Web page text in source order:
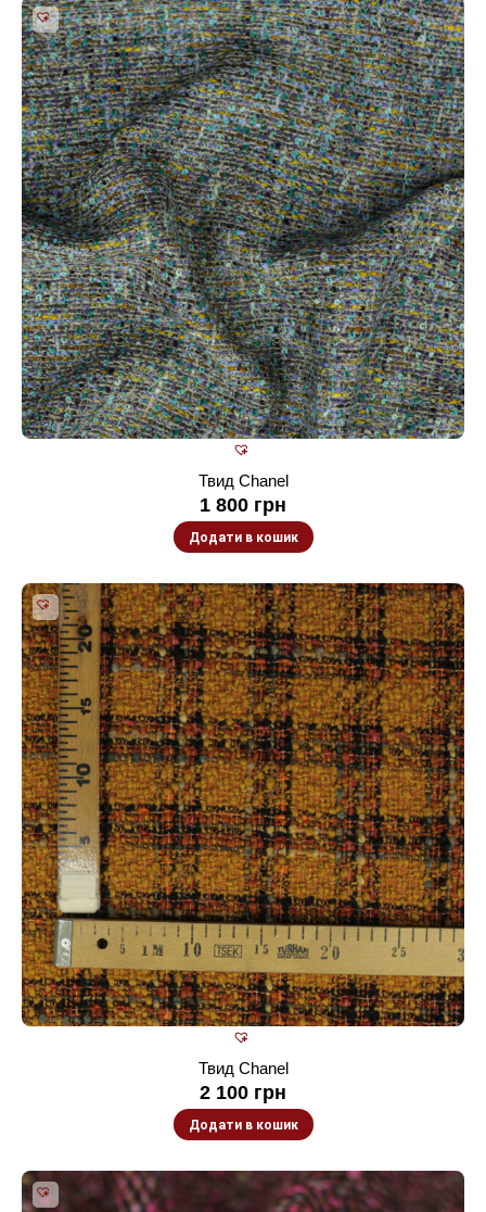
Твид Chanel
1 800 грн
Додати в кошик
Твид Chanel
2 100 грн
Додати в кошик